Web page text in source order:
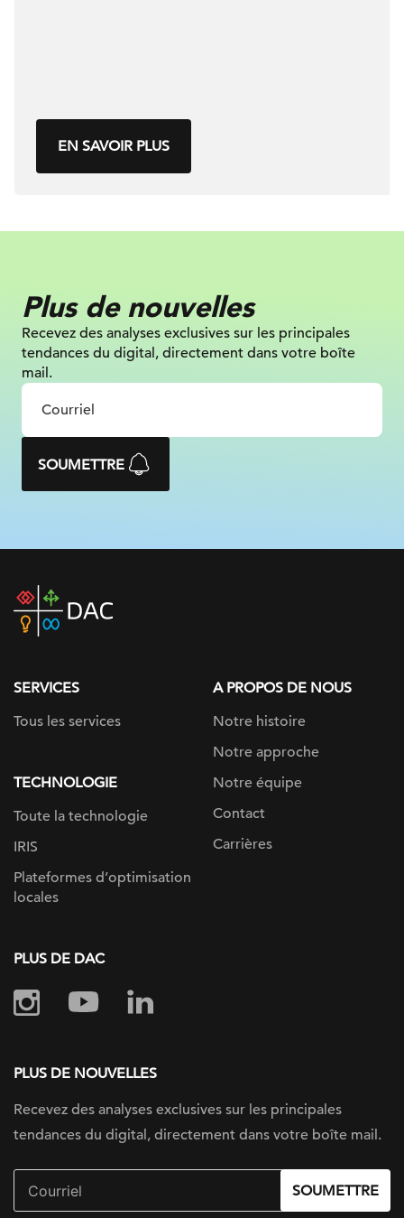
EN SAVOIR PLUS
Plus de nouvelles
Recevez des analyses exclusives sur les principales
tendances du digital, directement dans votre boîte
mail.
SOUMETTRE
DAC
home
SERVICES
Tous les services
TECHNOLOGIE
Toute la technologie
IRIS
Plateformes d’optimisation
locales
A PROPOS DE NOUS
Notre histoire
Notre approche
Notre équipe
Contact
Carrières
PLUS DE DAC
PLUS DE NOUVELLES
Recevez des analyses exclusives sur les principales
tendances du digital, directement dans votre boîte mail.
SOUMETTRE